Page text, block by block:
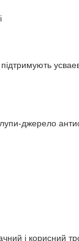
джерело
і корисний